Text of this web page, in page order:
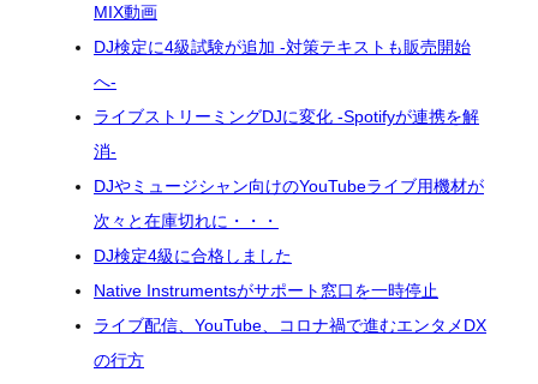
MIX動画
DJ検定に4級試験が追加 -対策テキストも販売開始
へ-
ライブストリーミングDJに変化 -Spotifyが連携を解
消-
DJやミュージシャン向けのYouTubeライブ用機材が
次々と在庫切れに・・・
DJ検定4級に合格しました
Native Instrumentsがサポート窓口を一時停止
ライブ配信、YouTube、コロナ禍で進むエンタメDX
の行方